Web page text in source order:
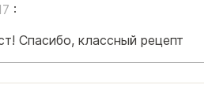
:
Спасибо, классный рецепт